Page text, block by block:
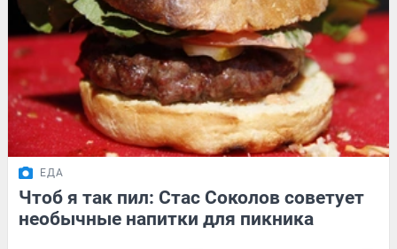
ЕДА
Чтоб я так пил: Стас Соколов советует
необычные напитки для пикника